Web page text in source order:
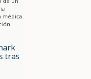
médica
tras